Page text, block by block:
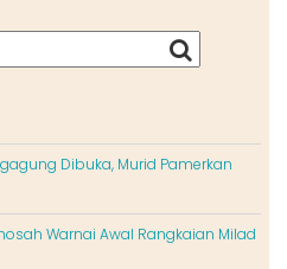
Dibuka, Murid Pamerkan
Warnai Awal Rangkaian Milad